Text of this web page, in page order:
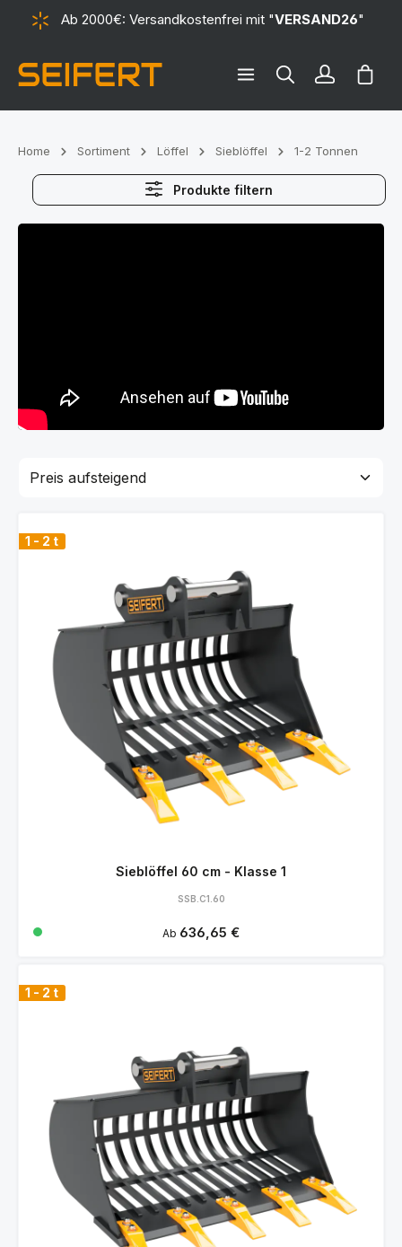
springenAb 2000€: Versandkostenfrei mit "VERSAND26"
Home Sortiment Löffel Sieblöffel 1-2 Tonnen
Produkte filtern
1 - 2 t
Sieblöffel 60 cm - Klasse 1
SSB.C1.60
Regulärer Preis:
Ab 636,65 €
1 - 2 t